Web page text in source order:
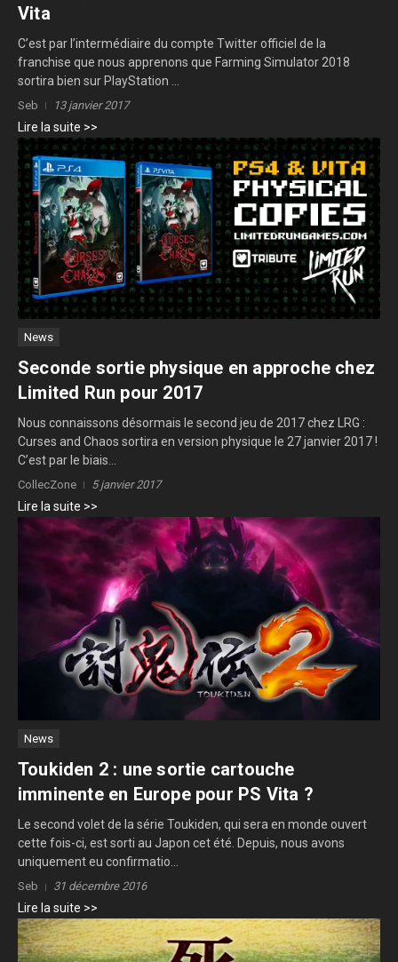
Vita
C’est par l’intermédiaire du compte Twitter officiel de la
franchise que nous apprenons que Farming Simulator 2018
sortira bien sur PlayStation ...
Seb 13 janvier 2017
Lire la suite >>
News
Seconde sortie physique en approche chez
Limited Run pour 2017
Nous connaissons désormais le second jeu de 2017 chez LRG :
Curses and Chaos sortira en version physique le 27 janvier 2017 !
C’est par le biais...
CollecZone 5 janvier 2017
Lire la suite >>
News
Toukiden 2 : une sortie cartouche
imminente en Europe pour PS Vita ?
Le second volet de la série Toukiden, qui sera en monde ouvert
cette fois-ci, est sorti au Japon cet été. Depuis, nous avons
uniquement eu confirmatio...
Seb 31 décembre 2016
Lire la suite >>